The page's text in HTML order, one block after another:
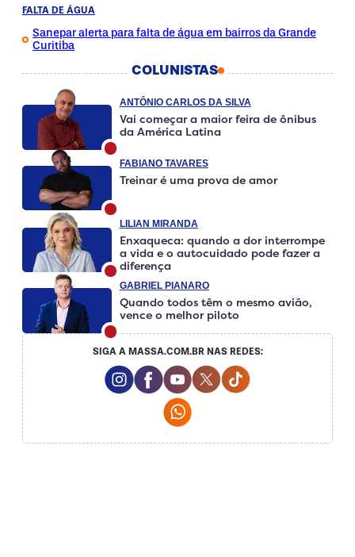
FALTA DE ÁGUA
Sanepar alerta para falta de água em bairros da Grande
Curitiba
COLUNISTAS
ANTÔNIO CARLOS DA SILVA
Vai começar a maior feira de ônibus
da América Latina
FABIANO TAVARES
Treinar é uma prova de amor
LILIAN MIRANDA
Enxaqueca: quando a dor interrompe
a vida e o autocuidado pode fazer a
diferença
GABRIEL PIANARO
Quando todos têm o mesmo avião,
vence o melhor piloto
SIGA A MASSA.COM.BR NAS REDES:
Instagram Social Media
Facebook Social Media
Youtube Social Media
Twitter Social Media
Tiktok Social
Whatsapp Social Media